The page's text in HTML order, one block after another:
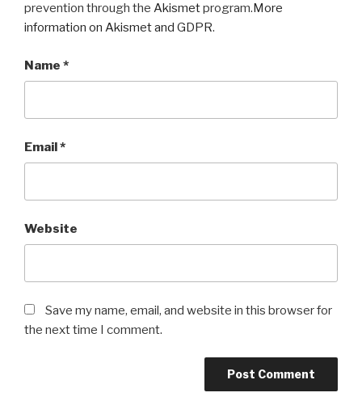
prevention through the Akismetprogram. More
information on Akismet and GDPR.
Name *
Email*
Website
Save my name, email, and website in this browser for
the next time I comment.